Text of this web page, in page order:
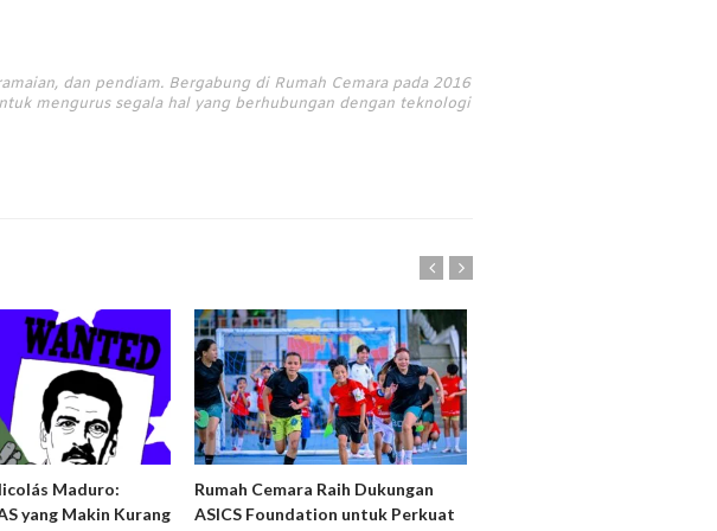
dan pendiam. Bergabung di Rumah Cemara pada 2016
mengurus segala hal yang berhubungan dengan teknologi
Maduro:
yang Makin Kurang
Rumah Cemara Raih Dukungan
ASICS Foundation untuk Perkuat